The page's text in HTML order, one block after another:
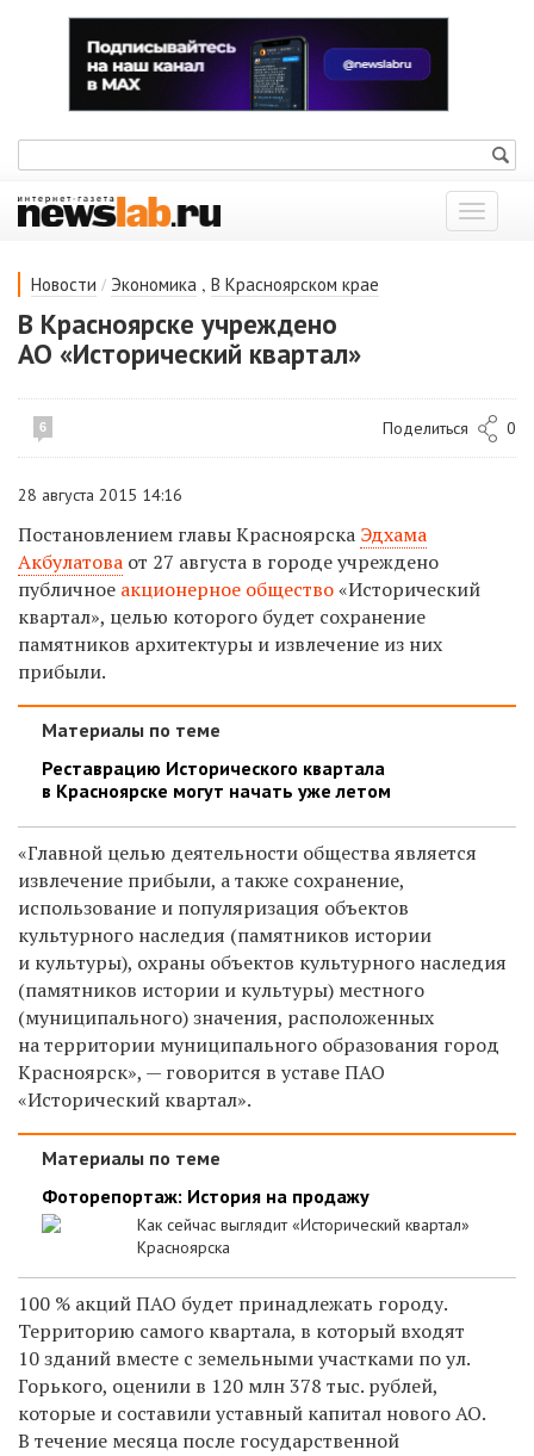
Показать
меню
Новости / Экономика , В Красноярском крае
В Красноярске учреждено
АО «Исторический квартал»
6 Поделиться 0
28 августа 2015 14:16
Постановлением главы Красноярска Эдхама
Акбулатова от 27 августа в городе учреждено
публичное акционерное общество«Исторический
квартал», целью которого будет сохранение
памятников архитектуры и извлечение из них
прибыли.
Материалы по теме
Реставрацию Исторического квартала
в Красноярске могут начать уже летом
«Главной целью деятельности общества является
извлечение прибыли, а также сохранение,
использование и популяризация объектов
культурного наследия (памятников истории
и культуры), охраны объектов культурного наследия
(памятников истории и культуры) местного
(муниципального) значения, расположенных
на территории муниципального образования город
Красноярск», — говорится в уставе ПАО
«Исторический квартал».
Материалы по теме
Фоторепортаж: История на продажу
Как сейчас выглядит «Исторический квартал»
Красноярска
100 % акций ПАО будет принадлежать городу.
Территорию самого квартала, в который входят
10 зданий вместе с земельными участками по ул.
Горького, оценили в 120 млн 378 тыс. рублей,
которые и составили уставный капитал нового АО.
В течение месяца после государственной